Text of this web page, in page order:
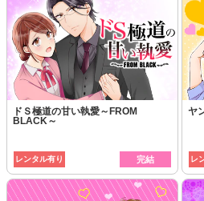
ドＳ極道の甘い執愛～FROM
BLACK～
レンタル有り 完結
ヤ
レ